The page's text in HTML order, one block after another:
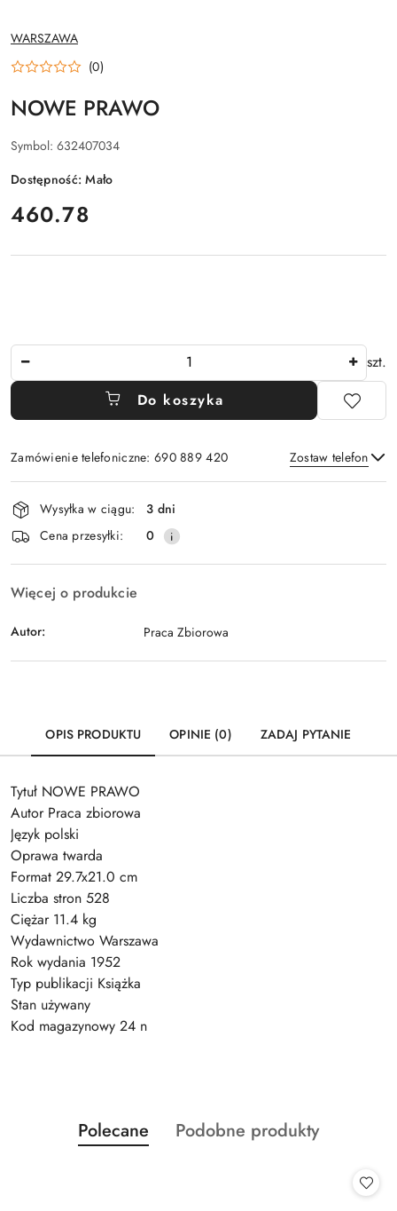
NAZWA
PRODUCENTA:
WARSZAWA
(0)
NOWE PRAWO
Symbol: 632407034
Dostępność:Mało
cena:
460.78
szt.
Do koszyka
Zamówienie telefoniczne: 690 889 420 Zostaw telefon
Wyślij
Dostępność
i
dostawa
Wysyłka w ciągu:
3 dni
Cena przesyłki:
0
Więcej o produkcie
Autor: Praca Zbiorowa
OPIS PRODUKTU OPINIE (0) ZADAJ PYTANIE
Tytuł NOWE PRAWO
Autor Praca zbiorowa
Język polski
Oprawa twarda
Format 29.7x21.0 cm
Liczba stron 528
Ciężar 11.4 kg
Wydawnictwo Warszawa
Rok wydania 1952
Typ publikacji Książka
Stan używany
Kod magazynowy 24 n
Pomiń karuzelę produktów
Produkty
o
Polecane
Produkty
Podobne produkty